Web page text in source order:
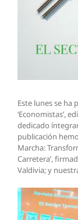
Este lunes se ha
‘Economistas’,
dedicado
publicación
Marcha:
Carretera’,
Valdivia; y